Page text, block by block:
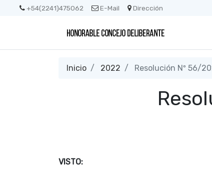
+54(2241)475062 E-Mail Dirección
Inicio 2022 Resolución Nº 56/
VISTO: